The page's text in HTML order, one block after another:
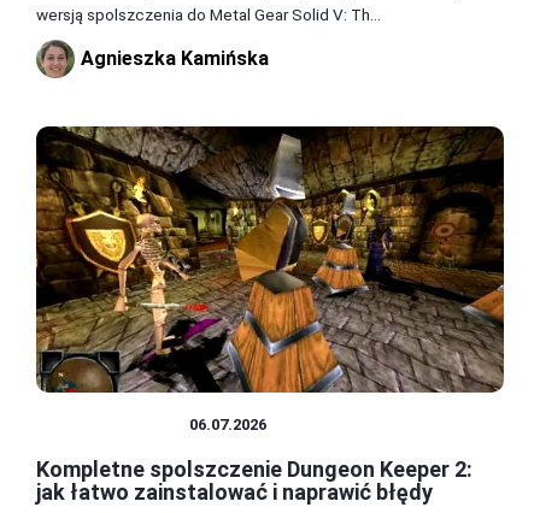
wersją spolszczenia do Metal Gear Solid V: Th...
Agnieszka Kamińska
06.07.2026
Kompletne spolszczenie Dungeon Keeper 2:
jak łatwo zainstalować i naprawić błędy